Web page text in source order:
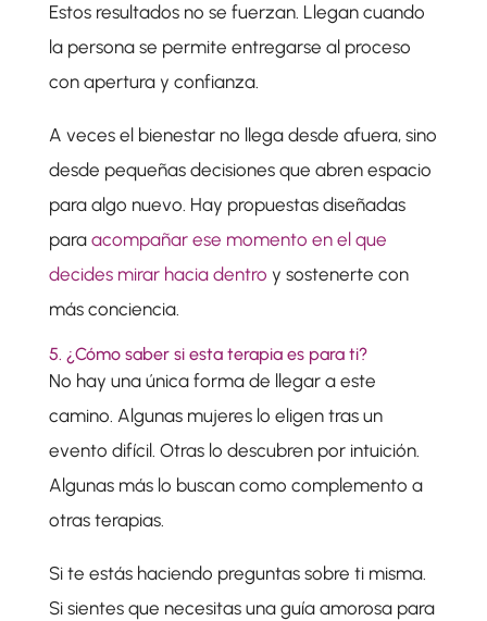
Estos resultados no se fuerzan. Llegan cuando
la persona se permite entregarse al proceso
con apertura y confianza.
A veces el bienestar no llega desde afuera, sino
desde pequeñas decisiones que abren espacio
para algo nuevo. Hay propuestas diseñadas
para acompañar ese momento en el que
decides mirar hacia dentro y sostenerte con
más conciencia.
5. ¿Cómo saber si esta terapia es para ti?
No hay una única forma de llegar a este
camino. Algunas mujeres lo eligen tras un
evento difícil. Otras lo descubren por intuición.
Algunas más lo buscan como complemento a
otras terapias.
Si te estás haciendo preguntas sobre ti misma.
Si sientes que necesitas una guía amorosa para